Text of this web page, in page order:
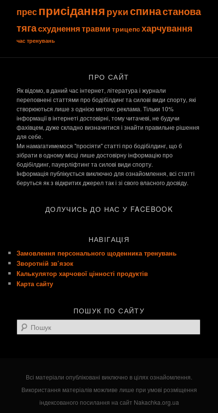
пресприсіданнярукиспинастанова
тягасхудненнятравми трицепсхарчування
час тренувань
ПРО САЙТ
Як відомо, в даний час інтернет, література і журнали
переповнені статтями про бодібілдинг та силові види спорту, які
створюються лише з однією метою: реклама. Тільки 10%
інформації в інтернеті достовірні, тому читачеві, не будучи
фахівцем, дуже складно визначитися і знайти правильне рішення
для себе.
Ми намагатимемося "просіяти" статті про бодібілдинг, що б
зібрати в одному місці лише достовірну інформацію про
бодібілдинг, пауерліфтинг та силові види спорту.
Інформація публікується виключно для ознайомлення, всі статті
беруться як з відкритих джерел так і зі свого власного досвіду.
ДОЛУЧИСЬ ДО НАС У FACEBOOK
НАВІГАЦІЯ
Замовлення персонального щоденника тренувань
Зворотній зв’язок
Калькулятор харчової цінності продуктів
Карта сайту
ПОШУК ПО САЙТУ
Пошук
Всі матеріали опубліковані виключно в цілях ознайомлення.
Використання матеріалів можливе лише при умові розміщення
індексованого посилання на сайт Nakachka.org.ua